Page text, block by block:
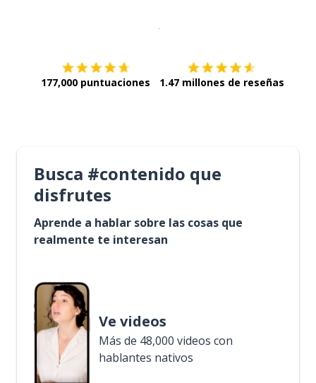
177,000 puntuaciones 1.47 millones de reseñas
Busca #contenido que
disfrutes
Aprende a hablar sobre las cosas que
realmente te interesan
Ve videos
Más de 48,000 videos con
hablantes nativos